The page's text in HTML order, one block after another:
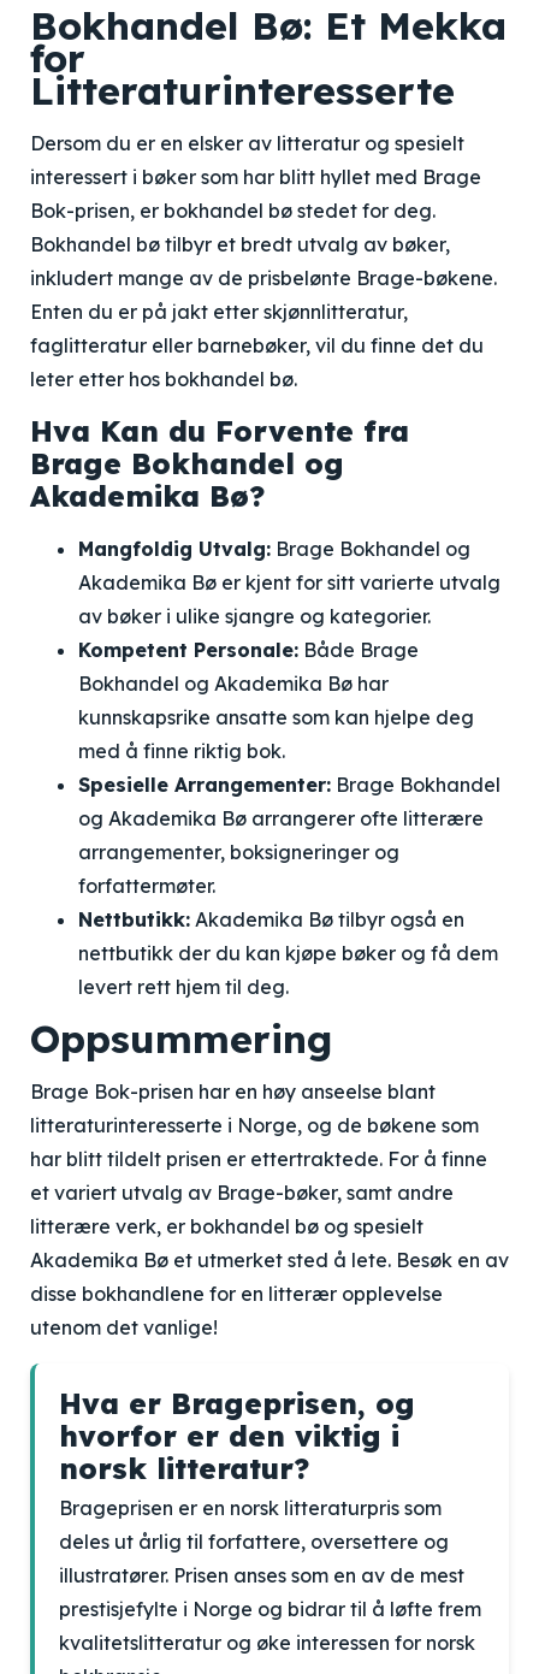
Bokhandel Bø: Et Mekka
for
Litteraturinteresserte
Dersom du er en elsker av litteratur og spesielt
interessert i bøker som har blitt hyllet med Brage
Bok-prisen, er bokhandel bø stedet for deg.
Bokhandel bø tilbyr et bredt utvalg av bøker,
inkludert mange av de prisbelønte Brage-bøkene.
Enten du er på jakt etter skjønnlitteratur,
faglitteratur eller barnebøker, vil du finne det du
leter etter hos bokhandel bø.
Hva Kan du Forvente fra
Brage Bokhandel og
Akademika Bø?
Mangfoldig Utvalg: Brage Bokhandel og
Akademika Bø er kjent for sitt varierte utvalg
av bøker i ulike sjangre og kategorier.
Kompetent Personale: Både Brage
Bokhandel og Akademika Bø har
kunnskapsrike ansatte som kan hjelpe deg
med å finne riktig bok.
Spesielle Arrangementer: Brage Bokhandel
og Akademika Bø arrangerer ofte litterære
arrangementer, boksigneringer og
forfattermøter.
Nettbutikk: Akademika Bø tilbyr også en
nettbutikk der du kan kjøpe bøker og få dem
levert rett hjem til deg.
Oppsummering
Brage Bok-prisen har en høy anseelse blant
litteraturinteresserte i Norge, og de bøkene som
har blitt tildelt prisen er ettertraktede. For å finne
et variert utvalg av Brage-bøker, samt andre
litterære verk, er bokhandel bø og spesielt
Akademika Bø et utmerket sted å lete. Besøk en av
disse bokhandlene for en litterær opplevelse
utenom det vanlige!
Hva er Brageprisen, og
hvorfor er den viktig i
norsk litteratur?
Brageprisen er en norsk litteraturpris som
deles ut årlig til forfattere, oversettere og
illustratører. Prisen anses som en av de mest
prestisjefylte i Norge og bidrar til å løfte frem
kvalitetslitteratur og øke interessen for norsk